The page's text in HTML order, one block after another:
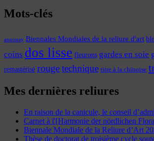
Mots-clés
annonay Biennales Mondiales de la reliure d'art
coins dos lisse fleurons gardes en soie
remastérisé rougetechnique titre à la chinoise
Mes dernières reliures
En raison de la canicule, le conseil
Carnet à l'[Harmonie der nördlichen
Biennale Mondiale de la Reliure d’Art
Thèse de doctorat de troisième cycle